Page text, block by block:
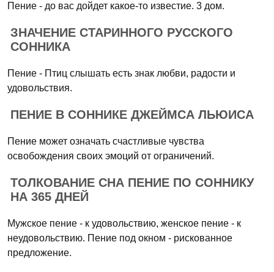
Пение - до вас дойдет какое-то известие. 3 дом.
ЗНАЧЕНИЕ СТАРИННОГО РУССКОГО
СОННИКА
Пение - Птиц слышать есть знак любви, радости и
удовольствия.
ПЕНИЕ В СОННИКЕ ДЖЕЙМСА ЛЬЮИСА
Пение может означать счастливые чувства
освобождения своих эмоций от ограничений.
ТОЛКОВАНИЕ СНА ПЕНИЕ ПО СОННИКУ
НА 365 ДНЕЙ
Мужское пение - к удовольствию, женское пение - к
неудовольствию. Пение под окном - рискованное
предложение.